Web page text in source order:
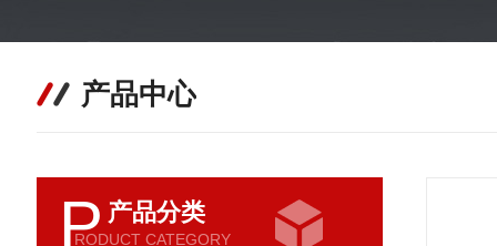
产品中心
P 产品分类
RODUCT CATEGORY